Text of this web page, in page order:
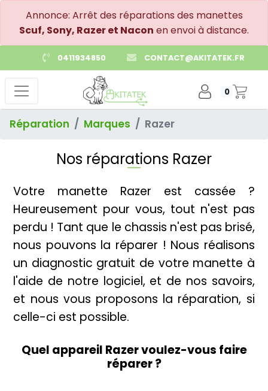
Annonce: Arrêt des réparations des manettes
Scuf, Sony, Razer et Nacon en envoi à distance.
0411934850 CONTACT@AKITATEK.FR
0
Réparation Marques Razer
Nos réparations Razer
Votre manette Razer est cassée ?
Heureusement pour vous, tout n'est pas
perdu ! Tant que le chassis n'est pas brisé,
nous pouvons la réparer ! Nous réalisons
un diagnostic gratuit de votre manette à
l'aide de notre logiciel, et de nos savoirs,
et nous vous proposons la réparation, si
celle-ci est possible.
Quel appareil Razer voulez-vous faire
réparer ?